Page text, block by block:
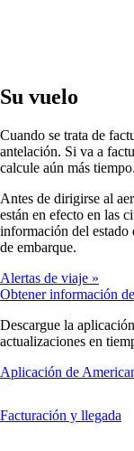
Su vuelo
Cuando se trata de
antelación. Si va a
calcule aún más tiempo.
Antes de dirigirse al
están en efecto en las
información del estado
de embarque.
Alertas de viaje
Obtener información
Descargue la
actualizaciones en
Aplicación de
Facturación y llegada